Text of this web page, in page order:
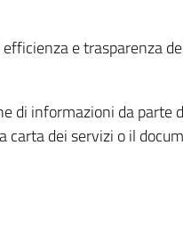
e trasparenza
di informazioni da parte
dei servizi o il